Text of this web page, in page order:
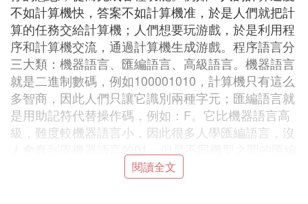
不如計算機快，答案不如計算機准，於是人們就把計
算的任務交給計算機；人們想要玩游戲，於是利用程
序和計算機交流，通過計算機生成游戲。程序語言分
三大類：機器語言、匯編語言、高級語言。機器語言
就是二進制數碼，例如100001010，計算機只有這么
多智商，因此人們只讓它識別兩種字元；匯編語言就
是用助記符代替操作碼，例如：F。它比機器語言高
級，難度較機器語言小，因此很多人學匯編語言，沒
語言不能通用；高級語言就是接近人類的語言的程序
語言，有很多種，比如：VC、VB、VF、BASIC、H
閱讀全文